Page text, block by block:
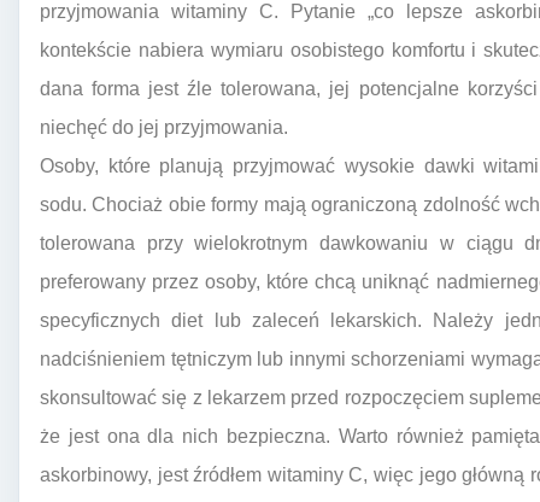
przyjmowania witaminy C. Pytanie „co lepsze
kontekście nabiera wymiaru osobistego komfortu i
dana forma jest źle tolerowana, jej potencjalne
niechęć do jej przyjmowania.
Osoby, które planują przyjmować wysokie dawki
sodu. Chociaż obie formy mają ograniczoną zdolność
tolerowana przy wielokrotnym dawkowaniu w ciągu
preferowany przez osoby, które chcą uniknąć
specyficznych diet lub zaleceń lekarskich. Należy
nadciśnieniem tętniczym lub innymi schorzeniami
skonsultować się z lekarzem przed rozpoczęciem
że jest ona dla nich bezpieczna. Warto również
askorbinowy, jest źródłem witaminy C, więc jego